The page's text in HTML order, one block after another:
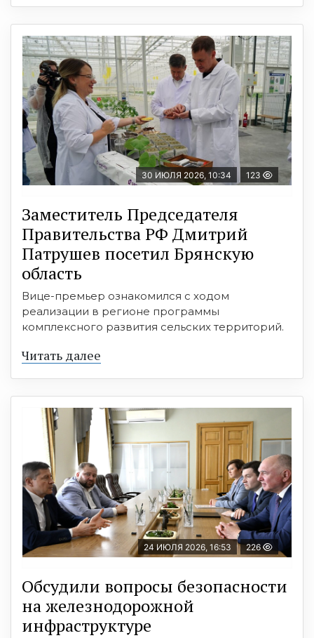
30 ИЮЛЯ 2026, 10:34 123
Заместитель Председателя
Правительства РФ Дмитрий
Патрушев посетил Брянскую
область
Вице-премьер ознакомился с ходом
реализации в регионе программы
комплексного развития сельских территорий.
Читать далее
24 ИЮЛЯ 2026, 16:53 226
Обсудили вопросы безопасности
на железнодорожной
инфраструктуре